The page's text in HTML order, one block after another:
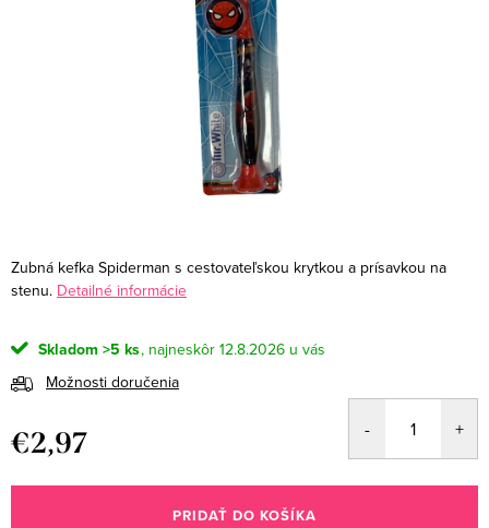
Zubná kefka Spiderman s cestovateľskou krytkou a prísavkou na
stenu. Detailné informácie
Skladom >5 ks
12.8.2026
Možnosti doručenia
€2,97
cena:
PRIDAŤ DO KOŠÍKA